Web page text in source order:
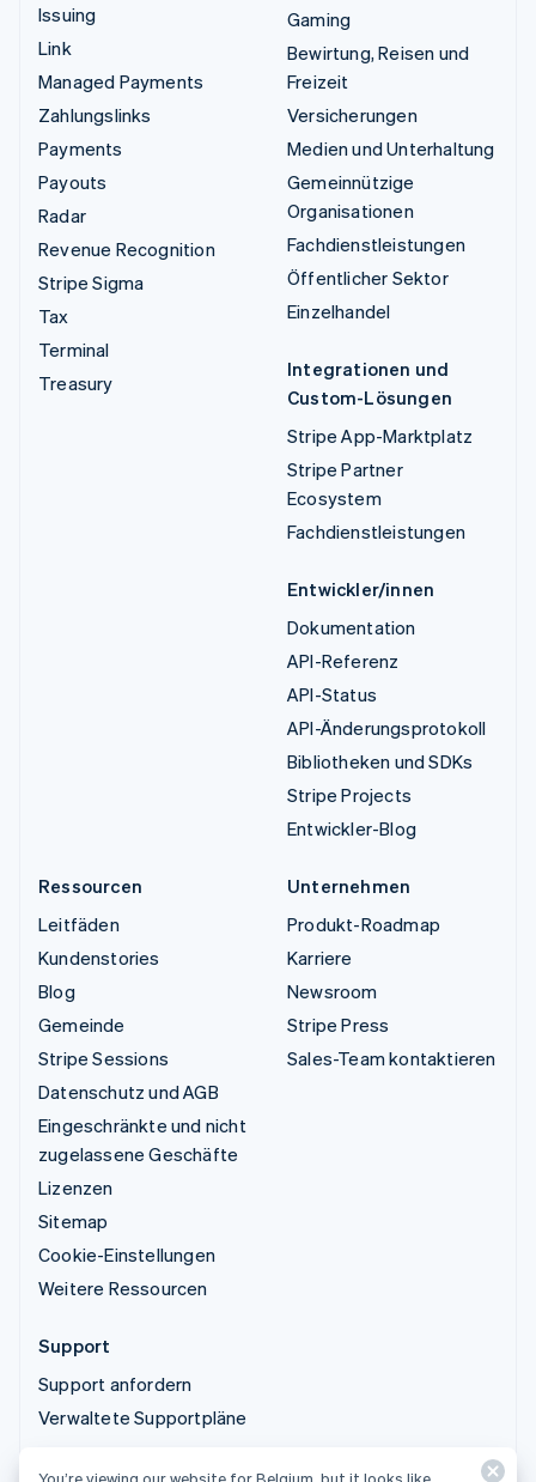
Issuing
Link
Managed Payments
Zahlungslinks
Payments
Payouts
Radar
Revenue Recognition
Stripe Sigma
Tax
Terminal
Treasury
Gaming
Bewirtung, Reisen und
Freizeit
Versicherungen
Medien und Unterhaltung
Gemeinnützige
Organisationen
Fachdienstleistungen
Öffentlicher Sektor
Einzelhandel
Integrationen und
Custom-Lösungen
Stripe App-Marktplatz
Stripe Partner
Ecosystem
Fachdienstleistungen
Entwickler/innen
Dokumentation
API-Referenz
API-Status
API-Änderungsprotokoll
Bibliotheken und SDKs
Stripe Projects
Entwickler-Blog
Ressourcen
Leitfäden
Kundenstories
Blog
Gemeinde
Stripe Sessions
Datenschutz und AGB
Eingeschränkte und nicht
zugelassene Geschäfte
Lizenzen
Sitemap
Cookie-Einstellungen
Weitere Ressourcen
Unternehmen
Produkt-Roadmap
Karriere
Newsroom
Stripe Press
Sales-Team kontaktieren
Support
Support anfordern
Verwaltete Supportpläne
You’re viewing our website for Belgium, but it looks like